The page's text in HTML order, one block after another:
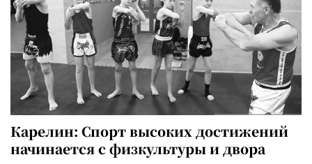
Карелин: Спорт высоких достижений
начинается с физкультуры и двора